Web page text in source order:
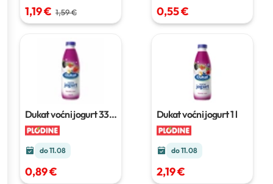
1,19 € 1,59 € 0,55 €
Dukat voćni jogurt330
g
do 11.08
0,89 €
Dukat voćni jogurt1 l
do 11.08
2,19 €